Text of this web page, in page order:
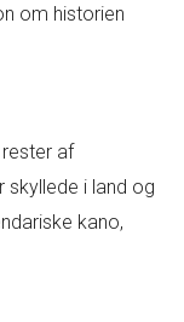
om historien
af
skyllede i land og
kano,